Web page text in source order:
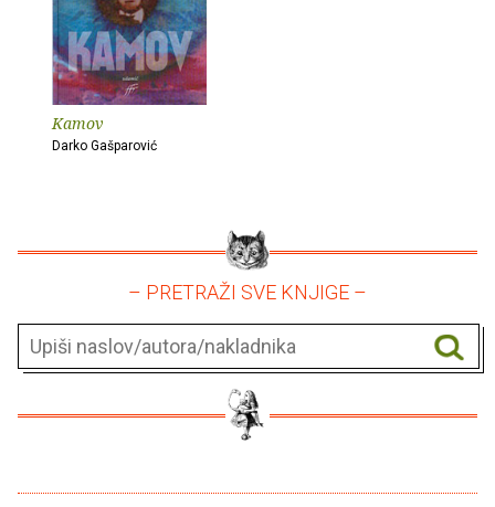
Kamov
Darko Gašparović
– PRETRAŽI SVE KNJIGE –